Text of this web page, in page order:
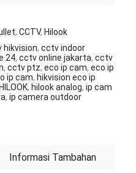
, CCTV, Hilook
hikvision, cctv indoor
24, cctv online jakarta, cctv
, cctv ptz, eco ip cam, eco ip
ip cam, hikvision eco ip
HILOOK, hilook analog, ip cam
, ip camera outdoor
Informasi Tambahan